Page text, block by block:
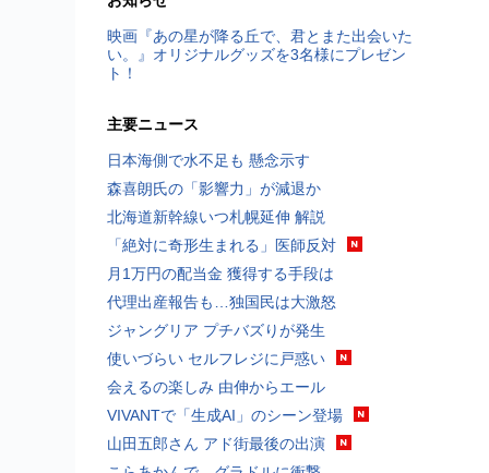
映画『あの星が降る丘で、君とまた出会いた
い。』オリジナルグッズを3名様にプレゼン
ト！
主要ニュース
日本海側で水不足も 懸念示す
森喜朗氏の「影響力」が減退か
北海道新幹線いつ札幌延伸 解説
「絶対に奇形生まれる」医師反対
月1万円の配当金 獲得する手段は
代理出産報告も…独国民は大激怒
ジャングリア プチバズりが発生
使いづらい セルフレジに戸惑い
会えるの楽しみ 由伸からエール
VIVANTで「生成AI」のシーン登場
山田五郎さん アド街最後の出演